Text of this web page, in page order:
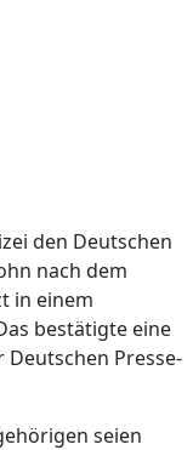
den Deutschen
nach dem
in einem
bestätigte eine
Presse-
seien